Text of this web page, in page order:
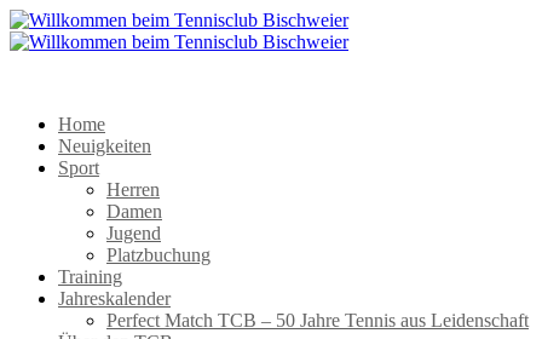
Home
Neuigkeiten
Sport
Herren
Damen
Jugend
Platzbuchung
Training
Jahreskalender
Perfect Match TCB – 50 Jahre Tennis aus Leidenschaft